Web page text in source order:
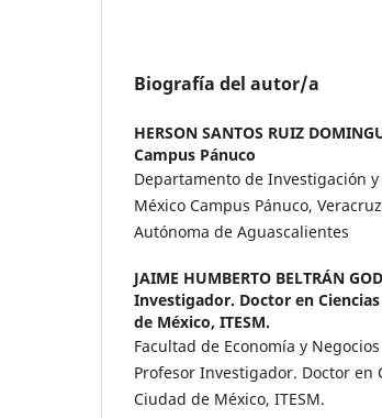
Biografía del autor/a
HERSON SANTOS RUIZ
Campus Pánuco
Departamento de Investigación
México Campus Pánuco,
Autónoma de Aguascalientes
JAIME HUMBERTO BELTRÁN
Investigador. Doctor en
de México, ITESM.
Facultad de Economía y
Profesor Investigador. Doctor en
Ciudad de México, ITESM.